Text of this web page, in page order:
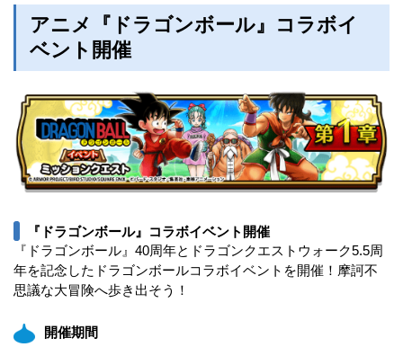
アニメ『ドラゴンボール』コラボイ
ベント開催
『ドラゴンボール』コラボイベント開催
『ドラゴンボール』40周年とドラゴンクエストウォーク5.5周
年を記念したドラゴンボールコラボイベントを開催！摩訶不
思議な大冒険へ歩き出そう！
開催期間